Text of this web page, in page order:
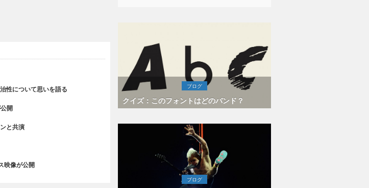
性について思いを語る
開
と共演
映像が公開
ブログ
クイズ：このフォントはどのバンド？
ブログ